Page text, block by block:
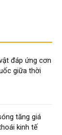
đáp ứng cơn
giữa thời
tăng giá
kinh tế